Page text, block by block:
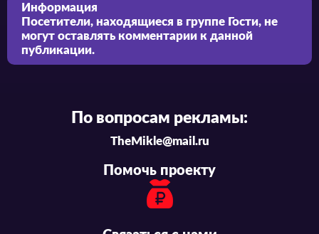
Информация
Посетители, находящиеся в группе Гости, не
могут оставлять комментарии к данной
публикации.
По вопросам рекламы:
TheMikle@mail.ru
Помочь проекту